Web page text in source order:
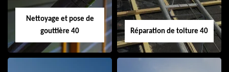
Nettoyage et pose de
gouttière 40
Réparation de toiture 40